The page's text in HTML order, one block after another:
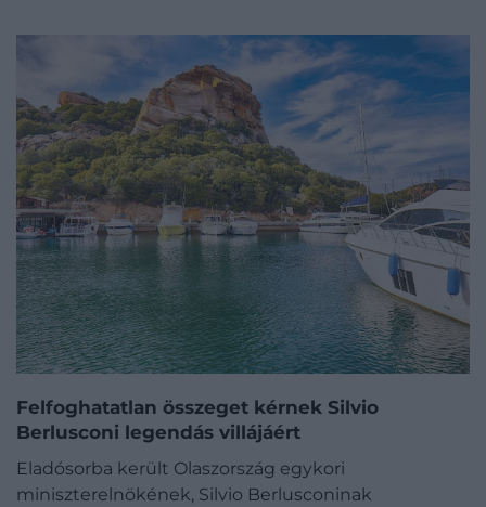
Felfoghatatlan összeget kérnek Silvio
Berlusconi legendás villájáért
Eladósorba került Olaszország egykori
miniszterelnökének, Silvio Berlusconinak